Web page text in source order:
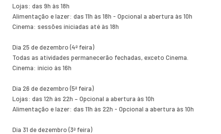
Lojas: das 9h às 18h
Alimentação e lazer: das 11h às 18h - Opcional a abertura às 10h
Cinema: sessões iniciadas até às 18h
Dia 25 de dezembro (4ª feira)
Todas as atividades permanecerão fechadas, exceto Cinema.
Cinema: início às 16h
Dia 26 de dezembro (5ª feira)
Lojas: das 12h às 22h – Opcional a abertura às 10h
Alimentação e lazer: das 11h às 22h - Opcional a abertura às 10h
Dia 31 de dezembro (3ª feira)